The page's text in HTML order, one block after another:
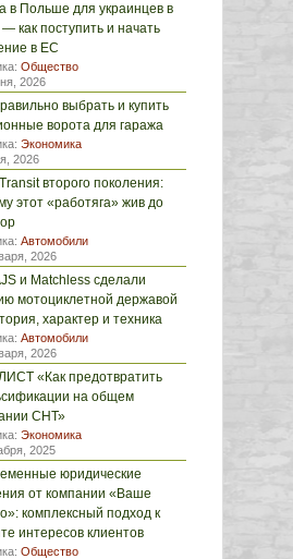
в Польше для украинцев в
как поступить и начать
в ЕС
Общество
2026
выбрать и купить
ворота для гаража
Экономика
2026
второго поколения:
этот «работяга» жив до
Автомобили
2026
и Matchless сделали
мотоциклетной державой
характер и техника
Автомобили
2026
«Как предотвратить
на общем
СНТ»
Экономика
2025
юридические
от компании «Ваше
комплексный подход к
интересов клиентов
Общество